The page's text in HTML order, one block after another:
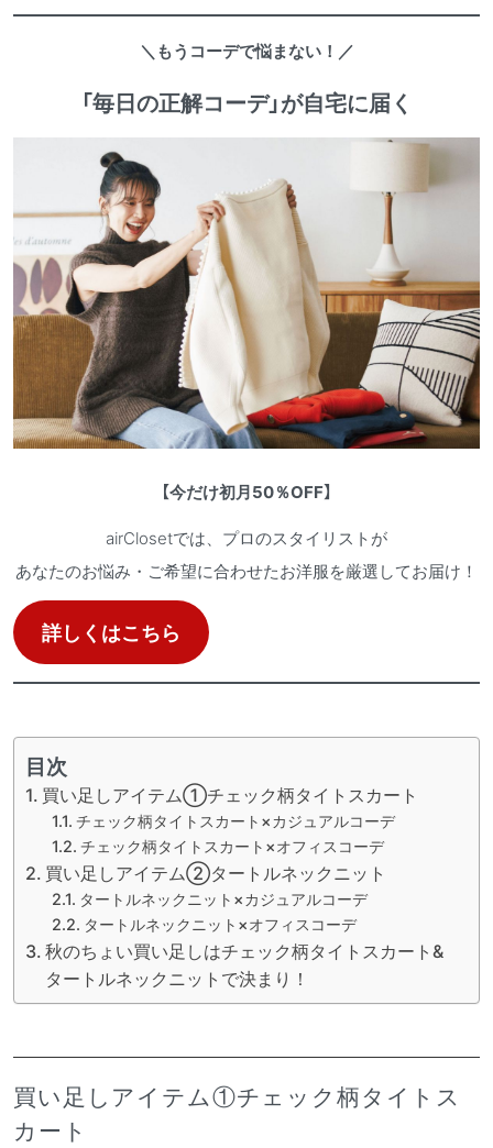
＼もうコーデで悩まない！／
「毎日の正解コーデ」が自宅に届く
【今だけ初月50％OFF】
airClosetでは、プロのスタイリストが
あなたのお悩み・ご希望に合わせたお洋服を厳選してお届け！
詳しくはこちら
目次
買い足しアイテム①チェック柄タイトスカート
チェック柄タイトスカート×カジュアルコーデ
チェック柄タイトスカート×オフィスコーデ
買い足しアイテム②タートルネックニット
タートルネックニット×カジュアルコーデ
タートルネックニット×オフィスコーデ
秋のちょい買い足しはチェック柄タイトスカート&
タートルネックニットで決まり！
買い足しアイテム①チェック柄タイトス
カート